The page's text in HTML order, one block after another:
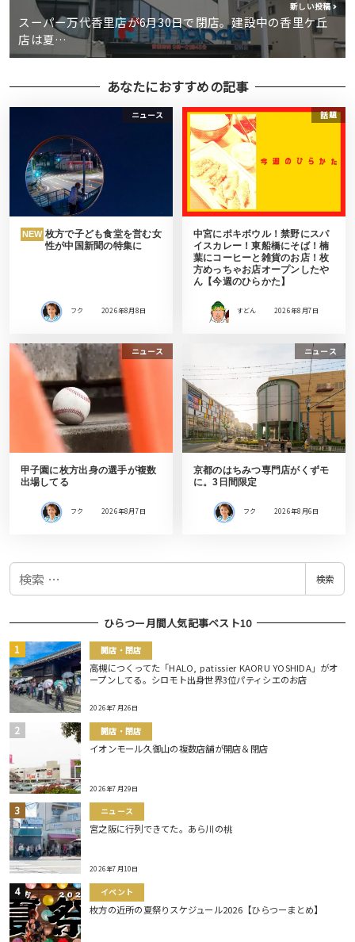
新しい投稿
スーパー万代香里店が6月30日で閉店。建設中の香里ケ丘
店は夏…
あなたにおすすめの記事
ニュース
NEW 枚方で子ども食堂を営む女
性が中国新聞の特集に
フク 2026年8月8日
話題
中宮にポキボウル！禁野にスパ
イスカレー！東船橋にそば！楠
葉にコーヒーと雑貨のお店！枚
方めっちゃお店オープンしたや
ん【今週のひらかた】
すどん 2026年8月7日
ニュース
甲子園に枚方出身の選手が複数
出場してる
フク 2026年8月7日
ニュース
京都のはちみつ専門店がくずモ
に。3日間限定
フク 2026年8月6日
検
検索
ひらつー月間人気記事ベスト10
開店・閉店
高槻につくってた「HALO, patissier KAORU YOSHIDA」がオ
ープンしてる。シロモト出身世界3位パティシエのお店
2026年7月26日
開店・閉店
イオンモール久御山の複数店舗が開店＆閉店
2026年7月29日
ニュース
宮之阪に行列できてた。あら川の桃
2026年7月10日
イベント
枚方の近所の夏祭りスケジュール2026【ひらつーまとめ】